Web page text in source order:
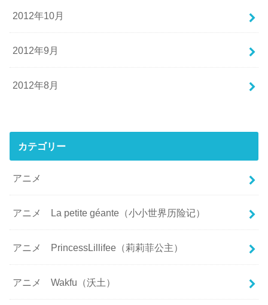
2012年10月
2012年9月
2012年8月
カテゴリー
アニメ
アニメ La petite géante（小小世界历险记）
アニメ PrincessLillifee（莉莉菲公主）
アニメ Wakfu（沃土）